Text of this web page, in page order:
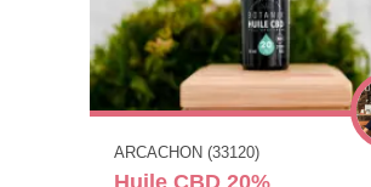
ARCACHON (33120)